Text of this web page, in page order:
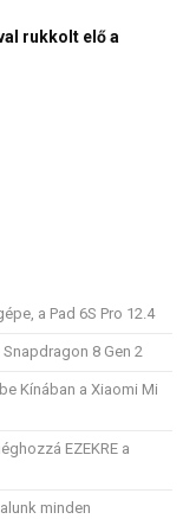
rukkolt elő a
a Pad 6S Pro 12.4
8 Gen 2
Kínában a Xiaomi Mi
EZEKRE a
minden